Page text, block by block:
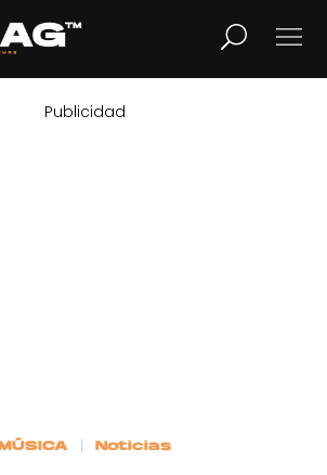
LIFESTYLE
Publicidad
MÚSICA Noticias